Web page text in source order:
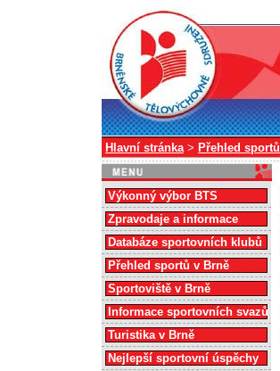
Hlavní stránka> Přehled sportů
Výkonný výbor BTS
Zpravodaje a informace
Databáze sportovních klubů
Přehled sportů v Brně
Sportoviště v Brně
Informace sportovních svazů
Turistika v Brně
Nejlepší sportovní úspěchy